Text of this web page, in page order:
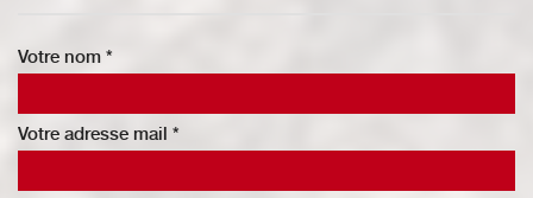
Votre nom *
Votre adresse mail *